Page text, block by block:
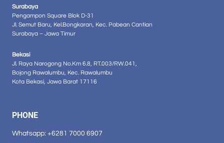
Surabaya
Pengampon Square Blok D-31
Jl. Semut Baru, Kel.Bongkaran, Kec. Pabean Cantian
Surabaya – Jawa Timur
Bekasi
Jl. Raya Narogong No.Km 6.8, RT.003/RW.041,
Bojong Rawalumbu, Kec. Rawalumbu
Kota Bekasi, Jawa Barat 17116
PHONE
Whatsapp: +6281 7000 6907